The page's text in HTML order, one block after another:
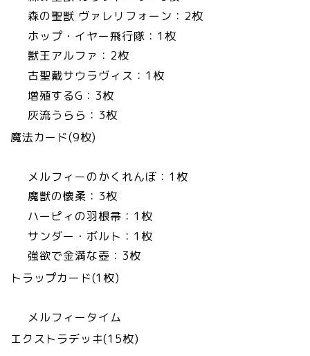
森の聖獣 ヴァレリフォーン：2枚
ホップ・イヤー飛行隊：1枚
獣王アルファ：2枚
古聖戴サウラヴィス：1枚
増殖するG：3枚
灰流うらら：3枚
魔法カード(9枚)
メルフィーのかくれんぼ：1枚
魔獣の懐柔：3枚
ハーピィの羽根帚：1枚
サンダー・ボルト：1枚
強欲で金満な壺：3枚
トラップカード(1枚)
メルフィータイム
エクストラデッキ(15枚)